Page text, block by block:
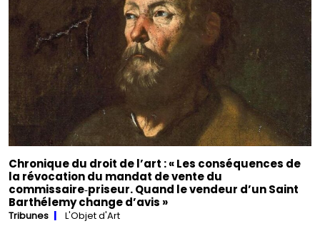
Chronique du droit de l’art : « Les conséquences de
la révocation du mandat de vente du
commissaire‑priseur. Quand le vendeur d’un Saint
Barthélemy change d’avis »
Tribunes L'Objet d'Art